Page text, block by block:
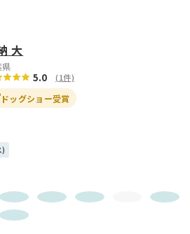
大
5.0 (1件)
ドッグショー受賞
)